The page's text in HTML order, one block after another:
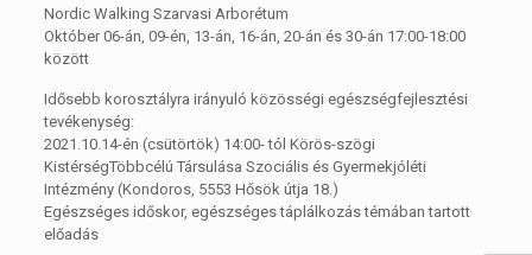
Nordic Walking Szarvasi Arborétum
Október 06-án, 09-én, 13-án, 16-án, 20-án és 30-án 17:00-18:00
között
Idősebb korosztályra irányuló közösségi egészségfejlesztési
tevékenység:
2021.10.14-én (csütörtök) 14:00- tól Körös-szögi
KistérségTöbbcélú Társulása Szociális és Gyermekjóléti
Intézmény (Kondoros, 5553 Hősök útja 18.)
Egészséges időskor, egészséges táplálkozás témában tartott
előadás